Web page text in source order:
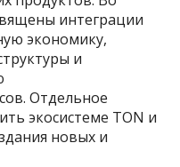
интеграции
экономику,
и
Отдельное
экосистеме TON и
новых и